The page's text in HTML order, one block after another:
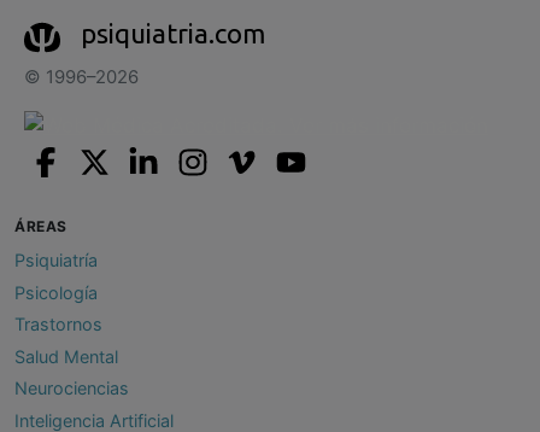
psiquiatria.com
© 1996–2026
ÁREAS
Psiquiatría
Psicología
Trastornos
Salud Mental
Neurociencias
Inteligencia Artificial